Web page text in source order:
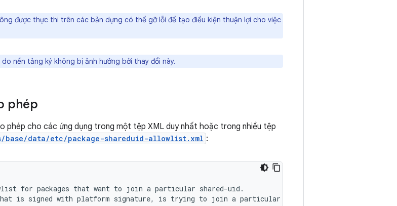
được thực thi trên các bản dựng có thể gỡ lỗi để tạo điều kiện thuận lợi cho việc
nền tảng ký không bị ảnh hưởng bởi thay đổi này.
phép
phép cho các ứng dụng trong một tệp XML duy nhất hoặc trong nhiều tệp
base/data/etc/package-shareduid-allowlist.xml :
for packages that want to join a particular shared-uid.
is signed with platform signature, is trying to join a particular